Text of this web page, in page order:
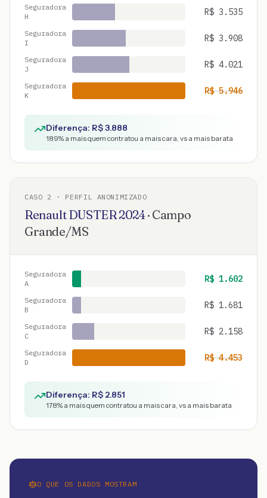
Seguradora
H
R$ 3.535
Seguradora
I
R$ 3.908
Seguradora
J
R$ 4.021
Seguradora
K
R$5.946
Diferença: R$3.888
189% a mais quem contratou a mais cara, vs a mais barata
CASO 2 · PERFIL ANONIMIZADO
RenaultDUSTER2024· Campo
Grande/MS
Seguradora
A
R$ 1.602
Seguradora
B
R$ 1.681
Seguradora
C
R$ 2.158
Seguradora
D
R$4.453
Diferença: R$ 2.851
178% a mais quem contratou a mais cara, vs a mais barata
O QUE OS DADOS MOSTRAM